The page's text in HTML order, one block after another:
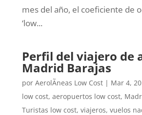
mes del año, el coeficiente de
‘low...
Perfil del viajero de
Madrid Barajas
por AerolÃ­neas Low Cost| Mar 4,
low cost, aeropuertos low cost,
Turistas low cost, viajeros, vuelos